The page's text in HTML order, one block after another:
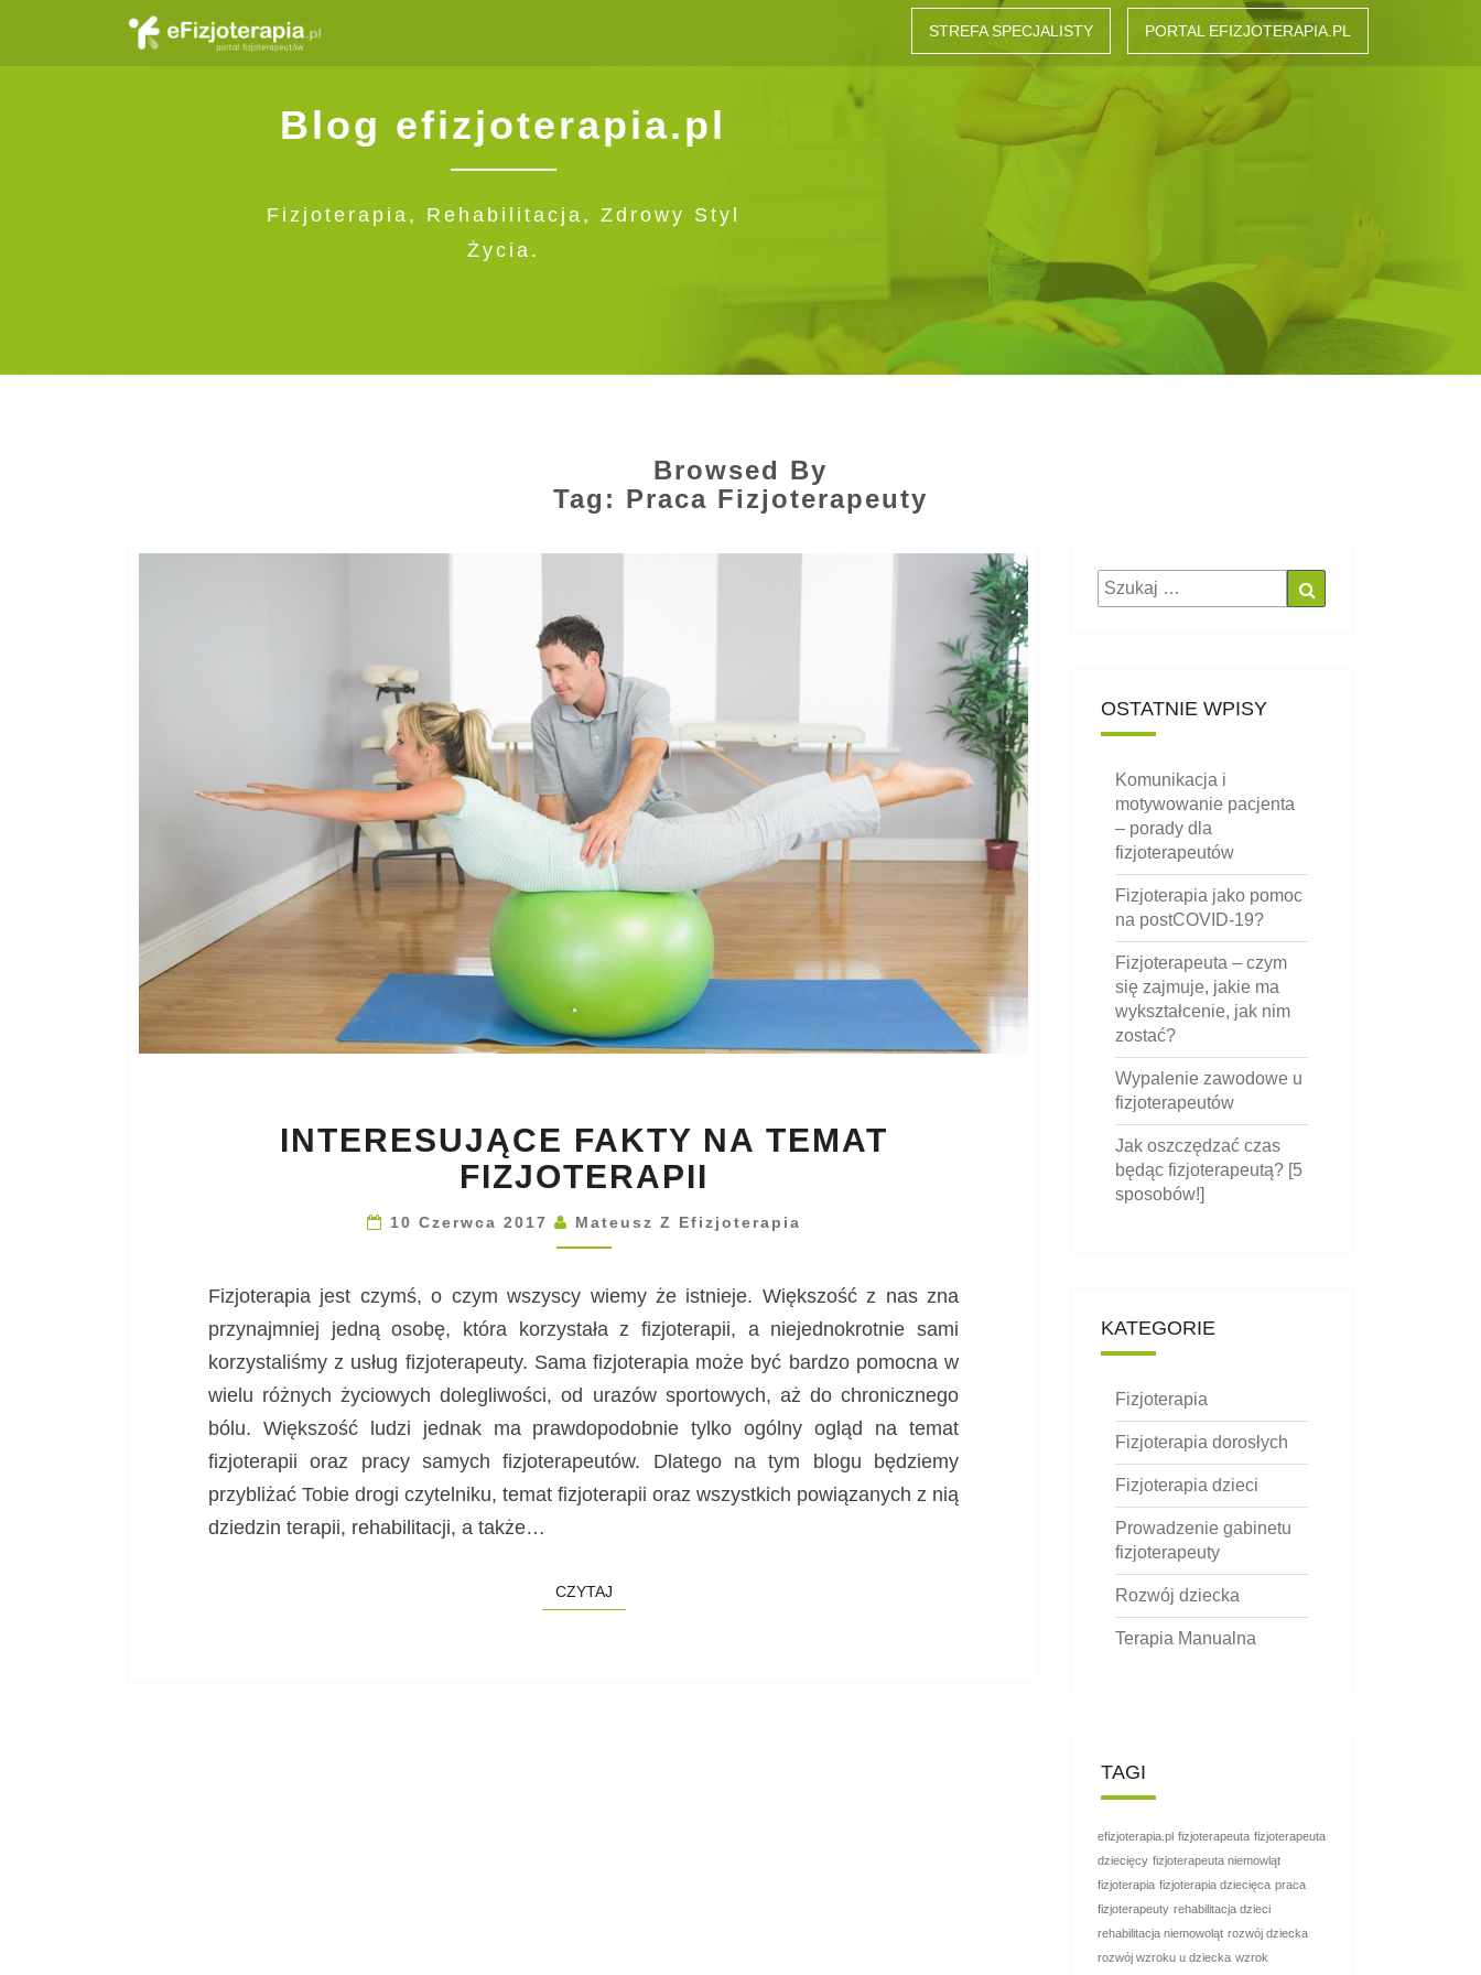
STREFA SPECJALISTY PORTAL EFIZJOTERAPIA.PL
Blog efizjoterapia.pl
Fizjoterapia, Rehabilitacja, Zdrowy Styl
Życia.
Browsed By
Tag: Praca Fizjoterapeuty
N
T
E
R
E
U
J
Ą
C
E
A
K
N
A
INTERESUJĄCE FAKTY NA TEMAT
FIZJOTERAPII
10 Czerwca 2017 Mateusz Z Efizjoterapia
Fizjoterapia jest czymś, o czym wszyscy wiemy że istnieje. Większość z nas zna
przynajmniej jedną osobę, która korzystała z fizjoterapii, a niejednokrotnie sami
korzystaliśmy z usług fizjoterapeuty. Sama fizjoterapia może być bardzo pomocna w
wielu różnych życiowych dolegliwości, od urazów sportowych, aż do chronicznego
bólu. Większość ludzi jednak ma prawdopodobnie tylko ogólny ogląd na temat
fizjoterapii oraz pracy samych fizjoterapeutów. Dlatego na tym blogu będziemy
przybliżać Tobie drogi czytelniku, temat fizjoterapii oraz wszystkich powiązanych z nią
dziedzin terapii, rehabilitacji, a także…
CZYTAJ
Szukaj
dla:
OSTATNIE WPISY
Komunikacja i
motywowanie pacjenta
– porady dla
fizjoterapeutów
Fizjoterapia jako pomoc
na postCOVID-19?
Fizjoterapeuta – czym
się zajmuje, jakie ma
wykształcenie, jak nim
zostać?
Wypalenie zawodowe u
fizjoterapeutów
Jak oszczędzać czas
będąc fizjoterapeutą? [5
sposobów!]
KATEGORIE
Fizjoterapia
Fizjoterapia dorosłych
Fizjoterapia dzieci
Prowadzenie gabinetu
fizjoterapeuty
Rozwój dziecka
Terapia Manualna
TAGI
efizjoterapia.pl fizjoterapeuta fizjoterapeuta
dziecięcy fizjoterapeuta niemowląt
fizjoterapia fizjoterapia dziecięca praca
fizjoterapeuty rehabilitacja dzieci
rehabilitacja niemowoląt rozwój dziecka
rozwój wzroku u dziecka wzrok